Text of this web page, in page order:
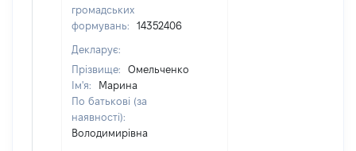
громадських
формувань:
14352406
Декларує:
Прізвище:
Омельченко
Ім'я:
Марина
По батькові (за
наявності):
Володимирівна